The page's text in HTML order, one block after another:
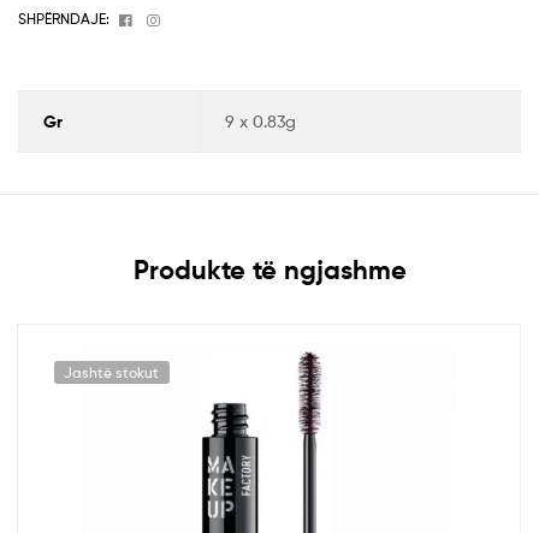
SHPËRNDAJE:
Facebook
Instagram
Gr 9 x 0.83g
Produkte të ngjashme
Jashtë stokut